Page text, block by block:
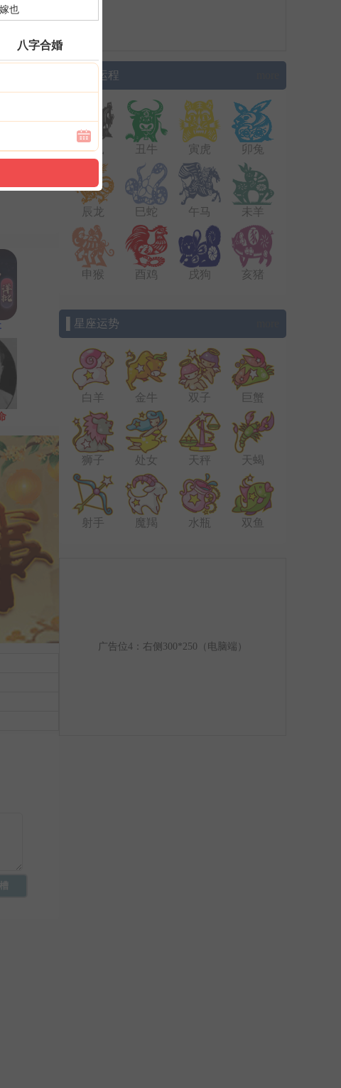
也
八字合婚
▌生肖运程
子鼠 丑牛 寅虎 卯兔
辰龙 巳蛇 午马 未羊
申猴 酉鸡 戌狗 亥猪
▌星座运势
白羊 金牛 双子 巨蟹
狮子 处女 天秤 天蝎
射手 魔羯 水瓶 双鱼
广告位4：右侧300*250（电脑端）